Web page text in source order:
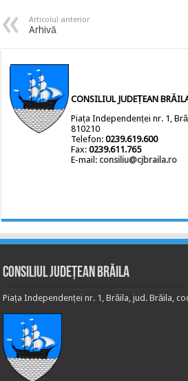
Articolul anterior
Arhivă
CONSILIUL JUDEȚEAN
Piața Independenței nr. 1,
810210
Telefon:0239.619.600
Fax:0239.611.765
E-mail:consiliu@cjbraila.ro
Consiliul Județean Brăila
Piața Independenței nr. 1, Brăila, jud. Brăila,